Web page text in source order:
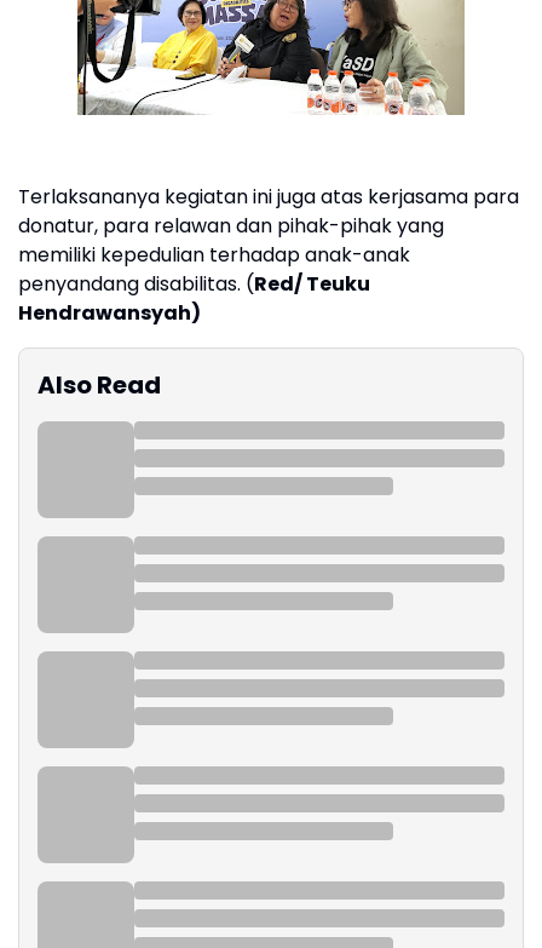
Terlaksananya kegiatan ini juga atas kerjasama para
donatur, para relawan dan pihak-pihak yang
memiliki kepedulian terhadap anak-anak
penyandang disabilitas. (Red/ Teuku
Hendrawansyah)
Also Read